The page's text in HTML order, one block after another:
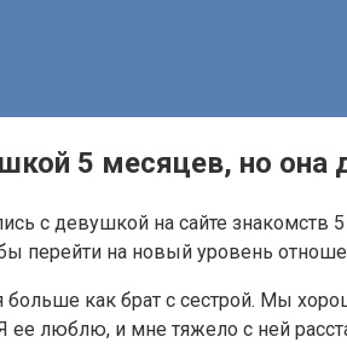
5 месяцев, но она
с девушкой на сайте
перейти на новый уровень
больше как брат с сестрой. Мы
ее люблю, и мне тяжело с ней